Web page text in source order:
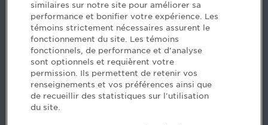
5, Place Ville Marie, bureau 800, Montréal (Québec)
H3B 2G2
www.cpaquebec.ca
Questions? Ask our team >
Want to make the Order a part of your career? See
our job offers >
similaires sur notre site pour améliorer sa
performance et bonifier votre expérience. Les
témoins strictement nécessaires assurent le
fonctionnement du site. Les témoins
fonctionnels, de performance et d'analyse
sont optionnels et requièrent votre
permission. Ils permettent de retenir vos
renseignements et vos préférences ainsi que
de recueillir des statistiques sur l'utilisation
du site.